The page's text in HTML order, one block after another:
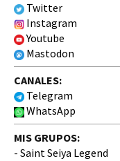
Twitter
Instagram
Youtube
Mastodon
CANALES:
Telegram
WhatsApp
MIS GRUPOS:
- Saint Seiya Legend